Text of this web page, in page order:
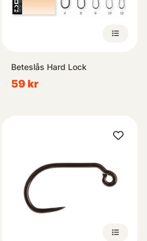
Beteslås Hard Lock
59 kr